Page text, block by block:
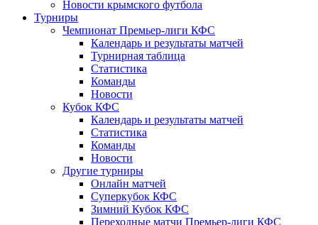
Новости крымского футбола
Турниры
Чемпионат Премьер-лиги КФС
Календарь и результаты матчей
Турнирная таблица
Статистика
Команды
Новости
Кубок КФС
Календарь и результаты матчей
Статистика
Команды
Новости
Другие турниры
Онлайн матчей
Суперкубок КФС
Зимний Кубок КФС
Переходные матчи Премьер-лиги КФС